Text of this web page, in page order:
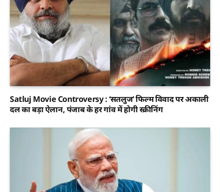
Satluj Movie Controversy : ‘सतलुज’ फिल्म विवाद पर अकाली
दल का बड़ा ऐलान, पंजाब के हर गांव में होगी स्क्रीनिंग